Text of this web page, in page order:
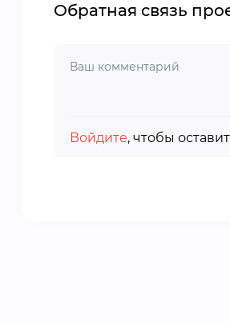
Обратная связь
Войдите, чтобы